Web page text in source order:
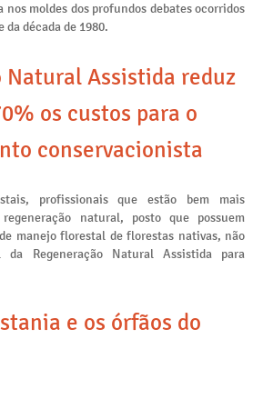
nos moldes dos profundos debates ocorridos
da década de 1980.
Natural Assistida reduz
os custos para o
conservacionista
profissionais que estão bem mais
natural, posto que possuem
manejo florestal de florestas nativas, não
da Regeneração Natural Assistida para
e os órfãos do